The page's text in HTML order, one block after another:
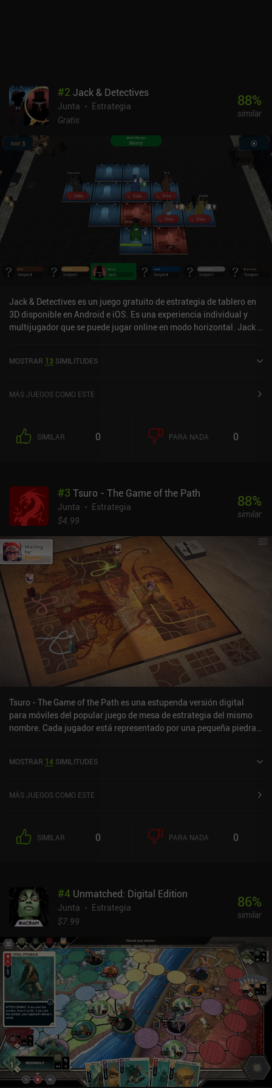
#2 Jack & Detectives
Junta
Estrategia
Gratis
88%
similar
Jack & Detectives es un juego gratuito de estrategia de tablero en
3D disponible en Android e iOS. Es una experiencia individual y
multijugador que se puede jugar online en modo horizontal. Jack &
Store de iOS.
MOSTRAR 13 SIMILITUDES
MÁS JUEGOS COMO ESTE
SIMILAR 0 PARA NADA 0
#3 Tsuro - The Game of the Path
Junta
Estrategia
$4.99
88%
similar
Tsuro - The Game of the Path es una estupenda versión digital
para móviles del popular juego de mesa de estrategia del mismo
nombre. Cada jugador está representado por una pequeña piedra,
y a medida que cada jugador va colocando más y más, los
empieza a ponerse interesante, ya que tenemos que evitar
juego agradablemente rápido que se aprende en pocos minutos.
Para ganar, tenemos que elaborar estrategias de movimiento
pie, esta versión digital de Tsuro también nos permite cambiarla
para que gane el jugador con el camino más largo o el camino con
más bucles.El multijugador online no es muy bueno, sólo nos
está bien hecha y tiene tres niveles de dificultad.El tablero en 3D
tiene un aspecto increíble, y el hecho de que nuestra piedra deje un
rastro de color al moverse es un añadido precioso. Sin embargo,
una vista 2D de arriba abajo habría sido de ayuda, ya que es difícil
ver lo que ocurre en el otro extremo del tablero y no podemos
girarlo completamente.Tsuro cuesta 4,99 $ en Android y 3,99 $ en
iOS. La mezcla de simplicidad y estrategia del juego lo convierte
en un clásico casual instantáneo. Aparte del decepcionante modo
multijugador, la aplicación es una adaptación sólida que en
algunos aspectos incluso supera a la versión de mesa.
MOSTRAR 14 SIMILITUDES
MÁS JUEGOS COMO ESTE
SIMILAR 0 PARA NADA 0
#4 Unmatched: Digital Edition
Junta
Estrategia
$7.99
86%
similar